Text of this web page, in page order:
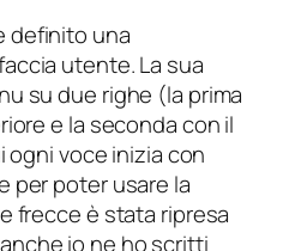
definito una
utente. La sua
su due righe (la prima
e la seconda con il
ogni voce inizia con
per poter usare la
frecce è stata ripresa
io ne ho scritti